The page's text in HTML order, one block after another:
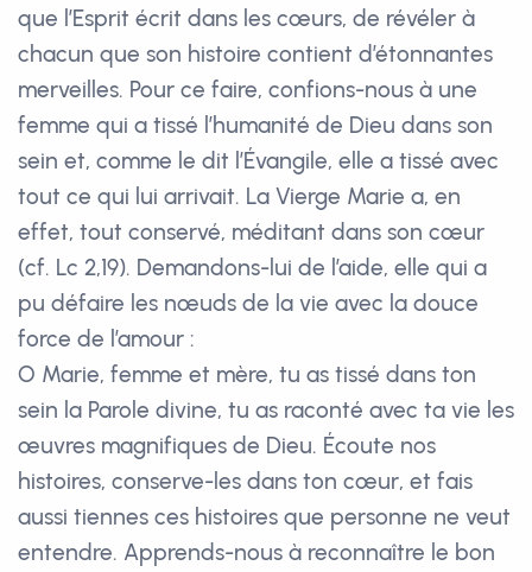
que l’Esprit écrit dans les cœurs, de révéler à
chacun que son histoire contient d’étonnantes
merveilles. Pour ce faire, confions-nous à une
femme qui a tissé l’humanité de Dieu dans son
sein et, comme le dit l’Évangile, elle a tissé avec
tout ce qui lui arrivait. La Vierge Marie a, en
effet, tout conservé, méditant dans son cœur
(cf. Lc 2,19). Demandons-lui de l’aide, elle qui a
pu défaire les nœuds de la vie avec la douce
force de l’amour :
O Marie, femme et mère, tu as tissé dans ton
sein la Parole divine, tu as raconté avec ta vie les
œuvres magnifiques de Dieu. Écoute nos
histoires, conserve-les dans ton cœur, et fais
aussi tiennes ces histoires que personne ne veut
entendre. Apprends-nous à reconnaître le bon